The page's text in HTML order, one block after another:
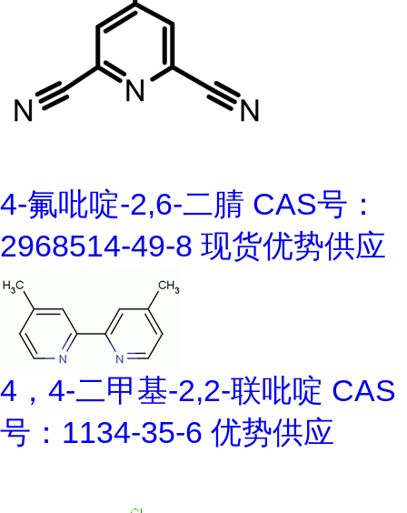
4-氟吡啶-2,6-二腈 CAS号：
2968514-49-8 现货优势供应
4，4-二甲基-2,2-联吡啶 CAS
号：1134-35-6 优势供应